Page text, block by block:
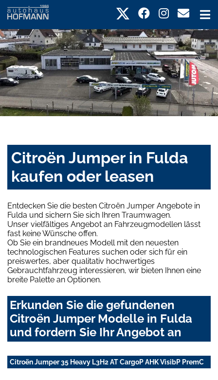
Citroën Jumper in Fulda
kaufen oder leasen
Entdecken Sie die besten Citroën Jumper Angebote in
Fulda und sichern Sie sich Ihren Traumwagen.
Unser vielfältiges Angebot an Fahrzeugmodellen lässt
fast keine Wünsche offen.
Ob Sie ein brandneues Modell mit den neuesten
technologischen Features suchen oder sich für ein
preiswertes, aber qualitativ hochwertiges
Gebrauchtfahrzeug interessieren, wir bieten Ihnen eine
breite Palette an Optionen.
Erkunden Sie die gefundenen
Citroën Jumper Modelle in Fulda
und fordern Sie Ihr Angebot an
Citroën Jumper 35 Heavy L3H2 AT CargoP AHK VisibP PremC